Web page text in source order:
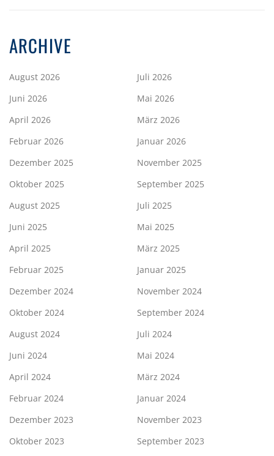
ARCHIVE
August 2026
Juli 2026
Juni 2026
Mai 2026
April 2026
März 2026
Februar 2026
Januar 2026
Dezember 2025
November 2025
Oktober 2025
September 2025
August 2025
Juli 2025
Juni 2025
Mai 2025
April 2025
März 2025
Februar 2025
Januar 2025
Dezember 2024
November 2024
Oktober 2024
September 2024
August 2024
Juli 2024
Juni 2024
Mai 2024
April 2024
März 2024
Februar 2024
Januar 2024
Dezember 2023
November 2023
Oktober 2023
September 2023